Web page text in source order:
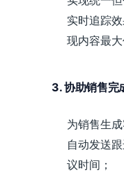
实时追踪
现内容最大
3. 协助销售完
为销售生
自动发送
议时间；